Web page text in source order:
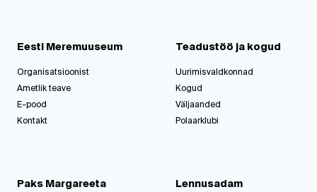
Eesti Meremuuseum
Organisatsioonist
Ametlik teave
E-pood
Kontakt
Teadustöö ja kogud
Uurimisvaldkonnad
Kogud
Väljaanded
Polaarklubi
Paks Margareeta Lennusadam